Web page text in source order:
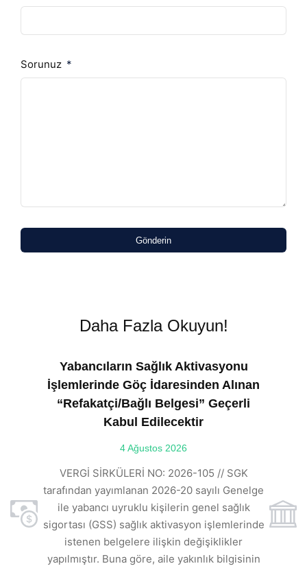
Sorunuz
Gönderin
Daha Fazla Okuyun!
Yabancıların Sağlık Aktivasyonu
İşlemlerinde Göç İdaresinden Alınan
“Refakatçi/Bağlı Belgesi” Geçerli
Kabul Edilecektir
4 Ağustos 2026
VERGİ SİRKÜLERİ NO: 2026-105 // SGK
tarafından yayımlanan 2026-20 sayılı Genelge
ile yabancı uyruklu kişilerin genel sağlık
sigortası (GSS) sağlık aktivasyon işlemlerinde
istenen belgelere ilişkin değişiklikler
yapılmıştır. Buna göre, aile yakınlık bilgisinin